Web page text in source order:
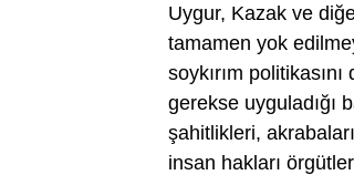
Uygur, Kazak ve
tamamen yok
soykırım
gerekse uyguladığı
şahitlikleri,
insan hakları